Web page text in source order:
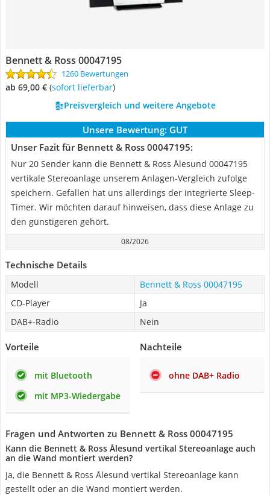
Bennett & Ross 00047195
1260 Bewertungen
ab 69,00 € ( Sofort lieferbar)
Preisvergleich und weitere Angebote
Unsere Bewertung: GUT
Unser Fazit für Bennett & Ross 00047195:
Nur 20 Sender kann die Bennett & Ross Ålesund 00047195
vertikale Stereoanlage unserem Anlagen-Vergleich zufolge
speichern. Gefallen hat uns allerdings der integrierte Sleep-
Timer. Wir möchten darauf hinweisen, dass diese Anlage zu
den günstigeren gehört.
08/2026
Technische Details
Modell
Bennett & Ross 00047195
CD-Player
Ja
DAB+-Radio
Nein
Vorteile
mit Bluetooth
mit MP3-Wiedergabe
Nachteile
ohne DAB+ Radio
Fragen und Antworten zu Bennett & Ross 00047195
Kann die Bennett & Ross Ålesund vertikal Stereoanlage auch
an die Wand montiert werden?
Ja, die Bennett & Ross Ålesund vertikal Stereoanlage kann
gestellt oder an die Wand montiert werden.